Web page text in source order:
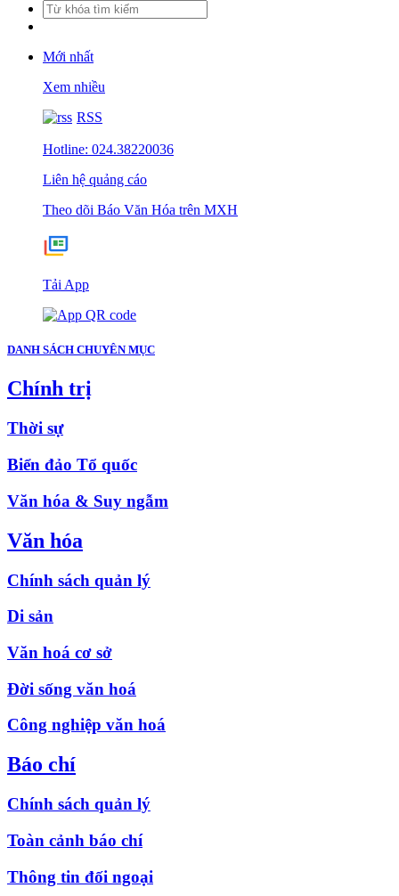
Mới nhất
Xem nhiều
RSS
Hotline: 024.38220036
Liên hệ quảng cáo
Theo dõi Báo Văn Hóa trên MXH
Tải App
DANH SÁCH CHUYÊN MỤC
Chính trị
Thời sự
Biển đảo Tổ quốc
Văn hóa & Suy ngẫm
Văn hóa
Chính sách quản lý
Di sản
Văn hoá cơ sở
Đời sống văn hoá
Công nghiệp văn hoá
Báo chí
Chính sách quản lý
Toàn cảnh báo chí
Thông tin đối ngoại